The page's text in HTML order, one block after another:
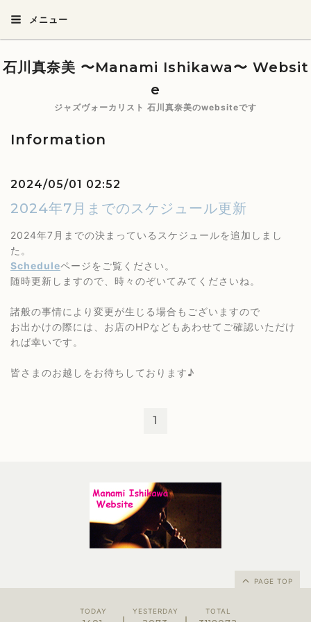
メニュー
石川真奈美 〜Manami Ishikawa〜 Websit
e
ジャズヴォーカリスト 石川真奈美のwebsiteです
Information
2024/05/01 02:52
2024年7月までのスケジュール更新
2024年7月までの決まっているスケジュールを追加しまし
た。
Scheduleページをご覧ください。
随時更新しますので、時々のぞいてみてくださいね。
諸般の事情により変更が生じる場合もございますので
お出かけの際には、お店のHPなどもあわせてご確認いただけ
れば幸いです。
皆さまのお越しをお待ちしております♪
1
PAGE TOP
TODAY YESTERDAY TOTAL